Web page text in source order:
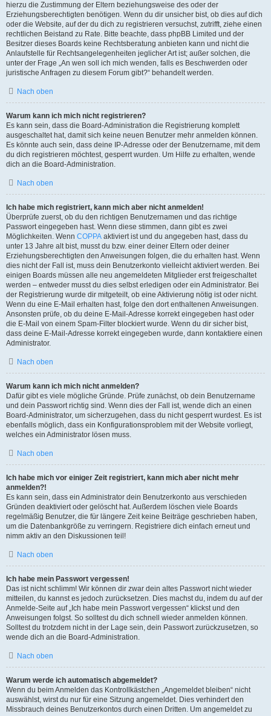
hierzu die Zustimmung der Eltern beziehungsweise des oder der
Erziehungsberechtigten benötigen. Wenn du dir unsicher bist, ob dies auf dich
oder die Website, auf der du dich zu registrieren versuchst, zutrifft, ziehe einen
rechtlichen Beistand zu Rate. Bitte beachte, dass phpBB Limited und der
Besitzer dieses Boards keine Rechtsberatung anbieten kann und nicht die
Anlaufstelle für Rechtsangelegenheiten jeglicher Art ist; außer solchen, die
unter der Frage „An wen soll ich mich wenden, falls es Beschwerden oder
juristische Anfragen zu diesem Forum gibt?“ behandelt werden.
Nach oben
Warum kann ich mich nicht registrieren?
Es kann sein, dass die Board-Administration die Registrierung komplett
ausgeschaltet hat, damit sich keine neuen Benutzer mehr anmelden können.
Es könnte auch sein, dass deine IP-Adresse oder der Benutzername, mit dem
du dich registrieren möchtest, gesperrt wurden. Um Hilfe zu erhalten, wende
dich an die Board-Administration.
Nach oben
Ich habe mich registriert, kann mich aber nicht anmelden!
Überprüfe zuerst, ob du den richtigen Benutzernamen und das richtige
Passwort eingegeben hast. Wenn diese stimmen, dann gibt es zwei
Möglichkeiten. Wenn COPPA aktiviert ist und du angegeben hast, dass du
unter 13 Jahre alt bist, musst du bzw. einer deiner Eltern oder deiner
Erziehungsberechtigten den Anweisungen folgen, die du erhalten hast. Wenn
dies nicht der Fall ist, muss dein Benutzerkonto vielleicht aktiviert werden. Bei
einigen Boards müssen alle neu angemeldeten Mitglieder erst freigeschaltet
werden – entweder musst du dies selbst erledigen oder ein Administrator. Bei
der Registrierung wurde dir mitgeteilt, ob eine Aktivierung nötig ist oder nicht.
Wenn du eine E-Mail erhalten hast, folge den dort enthaltenen Anweisungen.
Ansonsten prüfe, ob du deine E-Mail-Adresse korrekt eingegeben hast oder
die E-Mail von einem Spam-Filter blockiert wurde. Wenn du dir sicher bist,
dass deine E-Mail-Adresse korrekt eingegeben wurde, dann kontaktiere einen
Administrator.
Nach oben
Warum kann ich mich nicht anmelden?
Dafür gibt es viele mögliche Gründe. Prüfe zunächst, ob dein Benutzername
und dein Passwort richtig sind. Wenn dies der Fall ist, wende dich an einen
Board-Administrator, um sicherzugehen, dass du nicht gesperrt wurdest. Es ist
ebenfalls möglich, dass ein Konfigurationsproblem mit der Website vorliegt,
welches ein Administrator lösen muss.
Nach oben
Ich habe mich vor einiger Zeit registriert, kann mich aber nicht mehr
anmelden?!
Es kann sein, dass ein Administrator dein Benutzerkonto aus verschieden
Gründen deaktiviert oder gelöscht hat. Außerdem löschen viele Boards
regelmäßig Benutzer, die für längere Zeit keine Beiträge geschrieben haben,
um die Datenbankgröße zu verringern. Registriere dich einfach erneut und
nimm aktiv an den Diskussionen teil!
Nach oben
Ich habe mein Passwort vergessen!
Das ist nicht schlimm! Wir können dir zwar dein altes Passwort nicht wieder
mitteilen, du kannst es jedoch zurücksetzen. Dies machst du, indem du auf der
Anmelde-Seite auf „Ich habe mein Passwort vergessen“ klickst und den
Anweisungen folgst. So solltest du dich schnell wieder anmelden können.
Solltest du trotzdem nicht in der Lage sein, dein Passwort zurückzusetzen, so
wende dich an die Board-Administration.
Nach oben
Warum werde ich automatisch abgemeldet?
Wenn du beim Anmelden das Kontrollkästchen „Angemeldet bleiben“ nicht
auswählst, wirst du nur für eine Sitzung angemeldet. Dies verhindert den
Missbrauch deines Benutzerkontos durch einen Dritten. Um angemeldet zu